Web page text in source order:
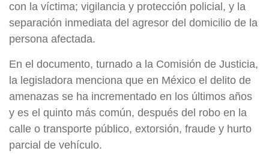
con la víctima; vigilancia y protección policial, y la
separación inmediata del agresor del domicilio de la
persona afectada.
En el documento, turnado a la Comisión de Justicia,
la legisladora menciona que en México el delito de
amenazas se ha incrementado en los últimos años
y es el quinto más común, después del robo en la
calle o transporte público, extorsión, fraude y hurto
parcial de vehículo.